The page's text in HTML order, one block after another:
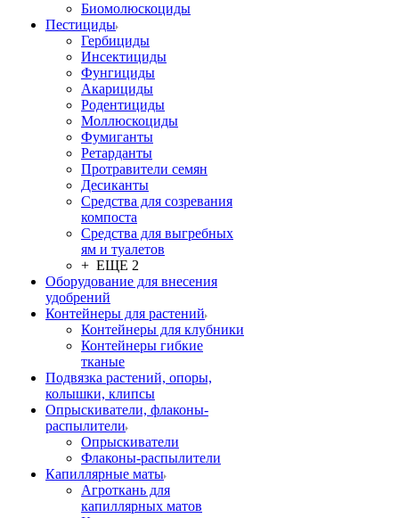
Биомолюскоциды
Пестициды
Гербициды
Инсектициды
Фунгициды
Акарициды
Родентициды
Моллюскоциды
Фумиганты
Ретарданты
Протравители семян
Десиканты
Средства для созревания
компоста
Средства для выгребных
ям и туалетов
+ ЕЩЕ 2
Оборудование для внесения
удобрений
Контейнеры для растений
Контейнеры для клубники
Контейнеры гибкие
тканые
Подвязка растений, опоры,
колышки, клипсы
Опрыскиватели, флаконы-
распылители
Опрыскиватели
Флаконы-распылители
Капиллярные маты
Агроткань для
капиллярных матов